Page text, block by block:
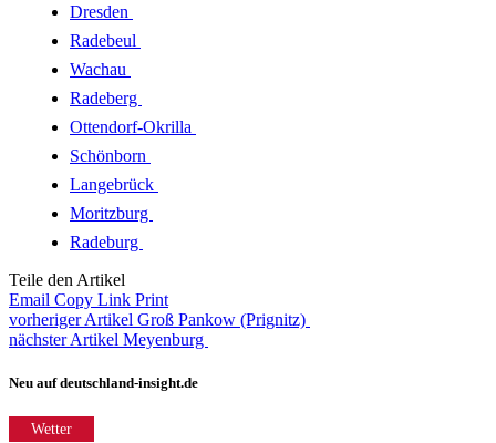
Dresden
Radebeul
Wachau
Radeberg
Ottendorf-Okrilla
Schönborn
Langebrück
Moritzburg
Radeburg
Teile den Artikel
Email Copy Link Print
vorheriger Artikel Groß Pankow (Prignitz)
nächster Artikel Meyenburg
Neu auf deutschland-insight.de
Wetter